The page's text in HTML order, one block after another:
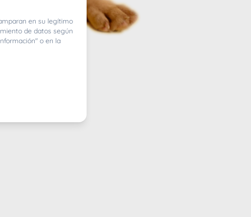
en su legítimo
de datos según
o en la